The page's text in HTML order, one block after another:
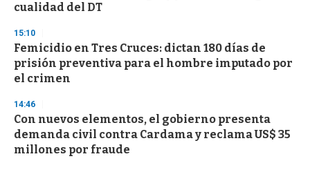
cualidad del DT
15:10
Femicidio en Tres Cruces: dictan 180 días de
prisión preventiva para el hombre imputado por
el crimen
14:46
Con nuevos elementos, el gobierno presenta
demanda civil contra Cardama y reclama US$ 35
millones por fraude